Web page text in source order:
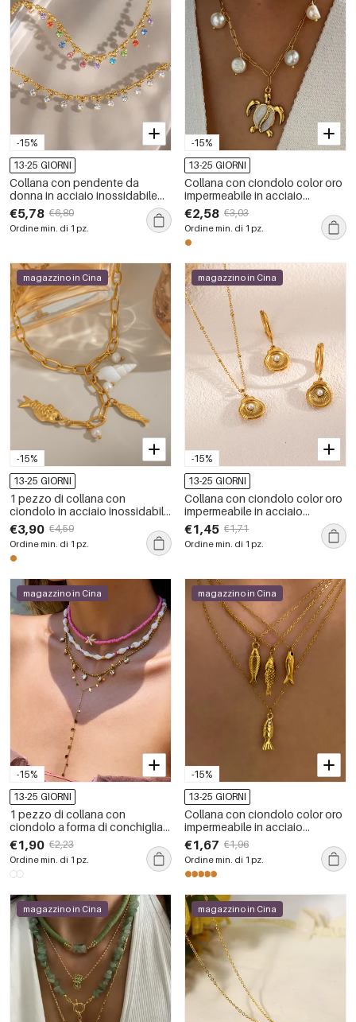
-15%
13-25 GIORNI
Collana con pendente da
donna in acciaio inossidabile
impermeabile color oro con
zirconi
€5,78 €6,80
Ordine min. di 1 pz.
-15%
13-25 GIORNI
Collana con ciondolo color oro
impermeabile in acciaio
inossidabile a forma di
tartaruga, 1 pezzo
€2,58 €3,03
Ordine min. di 1 pz.
-15%
magazzino in Cina
13-25 GIORNI
1 pezzo di collana con
ciondolo in acciaio inossidabile
a forma di tartaruga naturale di
lusso da donna
€3,90 €4,59
Ordine min. di 1 pz.
-15%
magazzino in Cina
13-25 GIORNI
Collana con ciondolo color oro
impermeabile in acciaio
inossidabile con conchiglia da
1 pezzo
€1,45 €1,71
Ordine min. di 1 pz.
-15%
magazzino in Cina
13-25 GIORNI
1 pezzo di collana con
ciondolo a forma di conchiglia
per le vacanze, in acciaio
inossidabile, impermeabile,
color oro, da donna
€1,90 €2,23
Ordine min. di 1 pz.
-15%
magazzino in Cina
13-25 GIORNI
Collana con ciondolo color oro
impermeabile in acciaio
inossidabile a forma di pesce, 1
pezzo
€1,67 €1,96
Ordine min. di 1 pz.
magazzino in Cina magazzino in Cina